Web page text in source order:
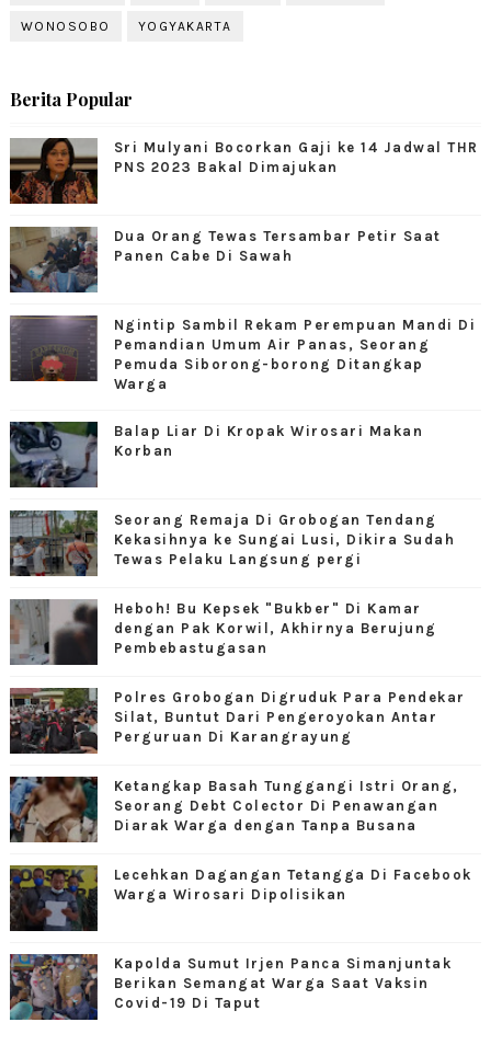
WONOSOBO YOGYAKARTA
Berita Popular
Sri Mulyani Bocorkan Gaji ke 14 Jadwal THR
PNS 2023 Bakal Dimajukan
Dua Orang Tewas Tersambar Petir Saat
Panen Cabe Di Sawah
Ngintip Sambil Rekam Perempuan Mandi Di
Pemandian Umum Air Panas, Seorang
Pemuda Siborong-borong Ditangkap
Warga
Balap Liar Di Kropak Wirosari Makan
Korban
Seorang Remaja Di Grobogan Tendang
Kekasihnya ke Sungai Lusi, Dikira Sudah
Tewas Pelaku Langsung pergi
Heboh! Bu Kepsek "Bukber" Di Kamar
dengan Pak Korwil, Akhirnya Berujung
Pembebastugasan
Polres Grobogan Digruduk Para Pendekar
Silat, Buntut Dari Pengeroyokan Antar
Perguruan Di Karangrayung
Ketangkap Basah Tunggangi Istri Orang,
Seorang Debt Colector Di Penawangan
Diarak Warga dengan Tanpa Busana
Lecehkan Dagangan Tetangga Di Facebook
Warga Wirosari Dipolisikan
Kapolda Sumut Irjen Panca Simanjuntak
Berikan Semangat Warga Saat Vaksin
Covid-19 Di Taput